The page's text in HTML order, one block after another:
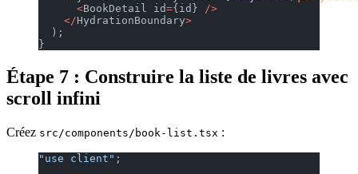
      <
BookDetail id={id} />
    </
HydrationBoundary>
  );
}
Étape 7 : Construire la liste de livres avec
scroll infini
Créez src/components/book-list.tsx :
"use client" ;